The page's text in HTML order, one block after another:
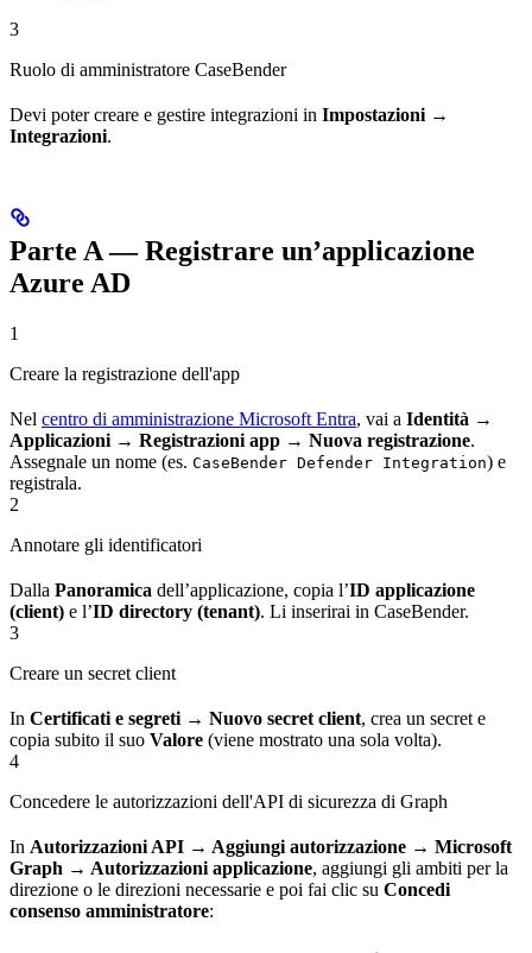
3
Ruolo di amministratore CaseBender
Devi poter creare e gestire integrazioni in Impostazioni →
Integrazioni.
Parte A — Registrare un’applicazione
Azure AD
1
Creare la registrazione dell'app
Nel centro di amministrazione Microsoft Entra, vai a Identità →
Applicazioni → Registrazioni app → Nuova registrazione.
Assegnale un nome (es. CaseBender Defender Integration) e
registrala.
2
Annotare gli identificatori
Dalla Panoramica dell’applicazione, copia l’ID applicazione
(client) e l’ID directory (tenant). Li inserirai in CaseBender.
3
Creare un secret client
In Certificati e segreti → Nuovo secret client, crea un secret e
copia subito il suo Valore (viene mostrato una sola volta).
4
Concedere le autorizzazioni dell'API di sicurezza di Graph
In Autorizzazioni API → Aggiungi autorizzazione → Microsoft
Graph → Autorizzazioni applicazione, aggiungi gli ambiti per la
direzione o le direzioni necessarie e poi fai clic su Concedi
consenso amministratore: